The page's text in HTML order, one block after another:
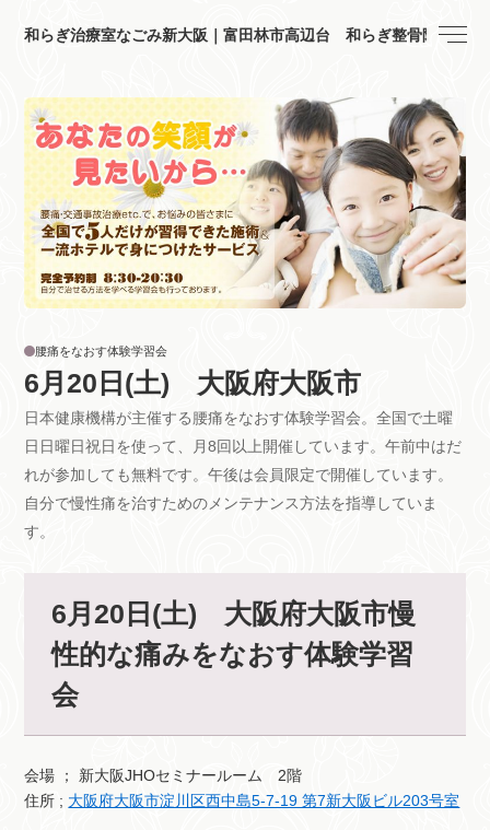
和らぎ治療室なごみ新大阪｜富田林市高辺台 和らぎ整骨院
6月20日(土) 大阪府大阪市
日本健康機構が主催する腰痛をなおす体験学習会。全国で土曜
日日曜日祝日を使って、月8回以上開催しています。午前中はだ
れが参加しても無料です。午後は会員限定で開催しています。
自分で慢性痛を治すためのメンテナンス方法を指導していま
す。
腰痛をなおす体験学習会
6月20日(土) 大阪府大阪市慢
性的な痛みをなおす体験学習
会
会場 ； 新大阪JHOセミナールーム 2階
住所 ; 大阪府大阪市淀川区西中島5-7-19 第7新大阪ビル203号室